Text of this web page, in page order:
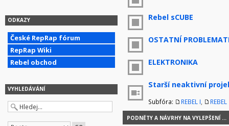
ODKAZY
České RepRap fórum
RepRap Wiki
Rebel obchod
VYHLEDÁVÁNÍ
Rebel sCUBE
OSTATNÍ
ELEKTRONIKA
Starší neaktivní
Subfóra: REBEL I REBEL
PODNĚTY A NÁVRHY NA VYLEPŠENÍ ...